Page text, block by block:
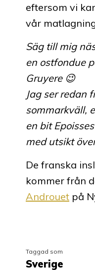
eftersom vi
vår
Säg till mig
en ostfondue
Gruyere 😉
Jag ser redan
sommarkväll,
en bit
med utsikt
De franska
kommer från
Androuet på
Taggad som
Sverige